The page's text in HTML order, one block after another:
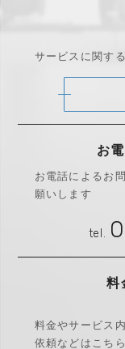
サービスに関す
お
お電話によるお
願いします
tel.
料
料金やサービス
依頼などはこち